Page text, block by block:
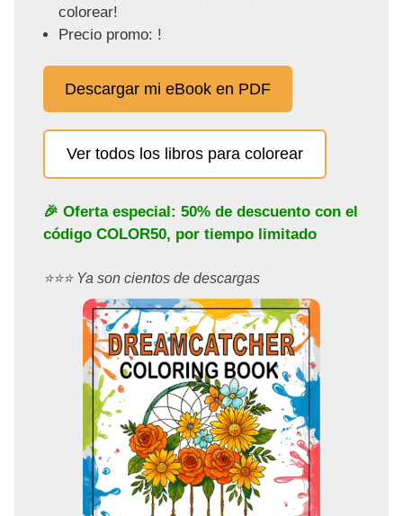
colorear!
Precio promo: !
Descargar mi eBook en PDF
Ver todos los libros para colorear
🎉 Oferta especial: 50% de descuento con el
código COLOR50, por tiempo limitado
⭐️⭐️⭐️ Ya son cientos de descargas